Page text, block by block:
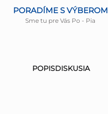
PORADÍME S VÝBEROM
Sme tu pre Vás Po - Pia
POPISDISKUSIA